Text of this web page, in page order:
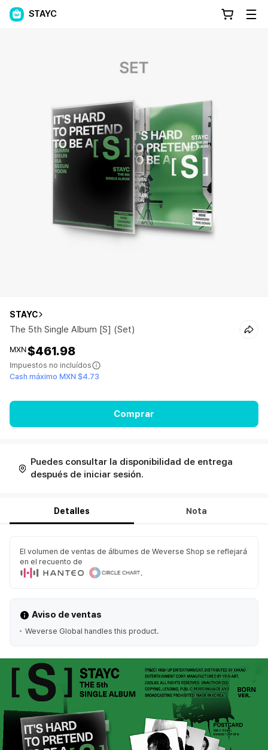
STAYC
STAYC
The 5th Single Album [S] (Set)
MXN$461.98
Impuestos no incluídos
Cash máximo MXN $4.73
Comprar
Puedes consultar la disponibilidad de entrega
después de iniciar sesión.
Detalles Nota
El volumen de ventas de álbumes de Weverse Shop se reflejará
en el recuento de
.
Aviso de ventas
Weverse Global handles this product.